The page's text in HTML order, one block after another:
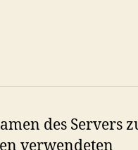
des Servers
verwendeten